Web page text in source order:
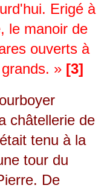
Erigé à
le manoir de
ouverts à
» [3]
châtellerie de
tenu à la
tour du
De